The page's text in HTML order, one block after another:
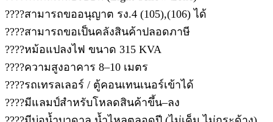
????สามารถขออนุญาต รง.4 (105),(106) ได้
????สามารถขอเป็นคลังสินค้าปลอดภาษี
????หม้อแปลงไฟ ขนาด 315 KVA
????ความสูงอาคาร 8–10 เมตร
????รถเทรลเลอร์ / ตู้คอนเทนเนอร์เข้าได้
????มีแลมป์สำหรับโหลดสินค้าขึ้น–ลง